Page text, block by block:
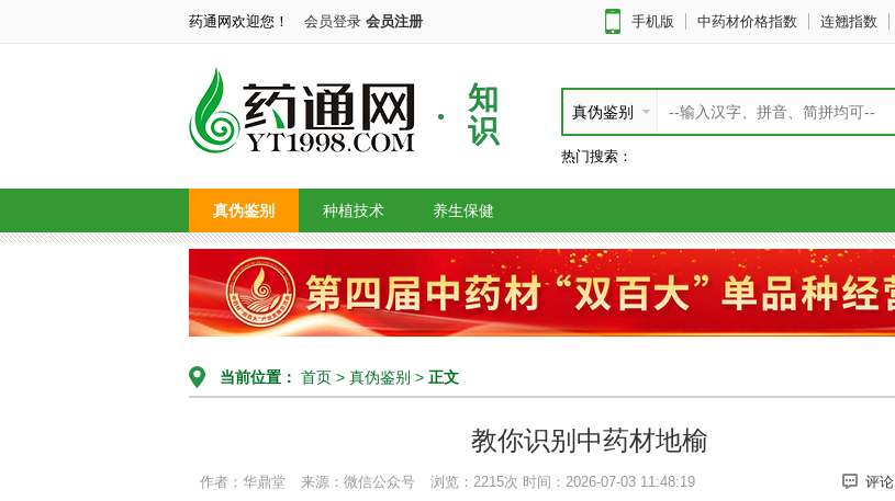
药通网欢迎您！ 会员登录 会员注册 手机版 中药材价格指数 连翘指数
知
识
真伪鉴别
热门搜索：
真伪鉴别 种植技术 养生保健
当前位置： 首页 > 真伪鉴别 > 正文
教你识别中药材地榆
作者：华鼎堂 来源：微信公众号 浏览：2215次 时间：2026-07-03 11:48:19 评论